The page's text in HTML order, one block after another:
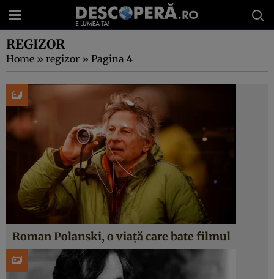
REGIZOR
Home » regizor » Pagina 4
Roman Polanski, o viață care bate filmul